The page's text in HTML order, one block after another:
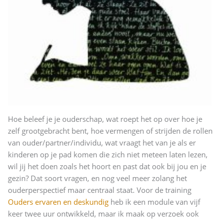
Hoe beleef je je ouderschap, wat roept het op over hoe je
zelf grootgebracht bent, hoe vermengen of strijden de rollen
van ouder/partner/individu, wat vraagt het van je als er
kinderen op je pad komen die zich niet meteen laten lezen,
wil jij het doen zoals het hoort en past dat ook bij jou en je
gezin? Dat soort vragen, en nog veel meer zolang het
ouderperspectief maar centraal staat. Voor de training
Ouders ervaren en deskundig heb ik een module van vijf
keer twee uur ontwikkeld, maar ik maak op verzoek ook